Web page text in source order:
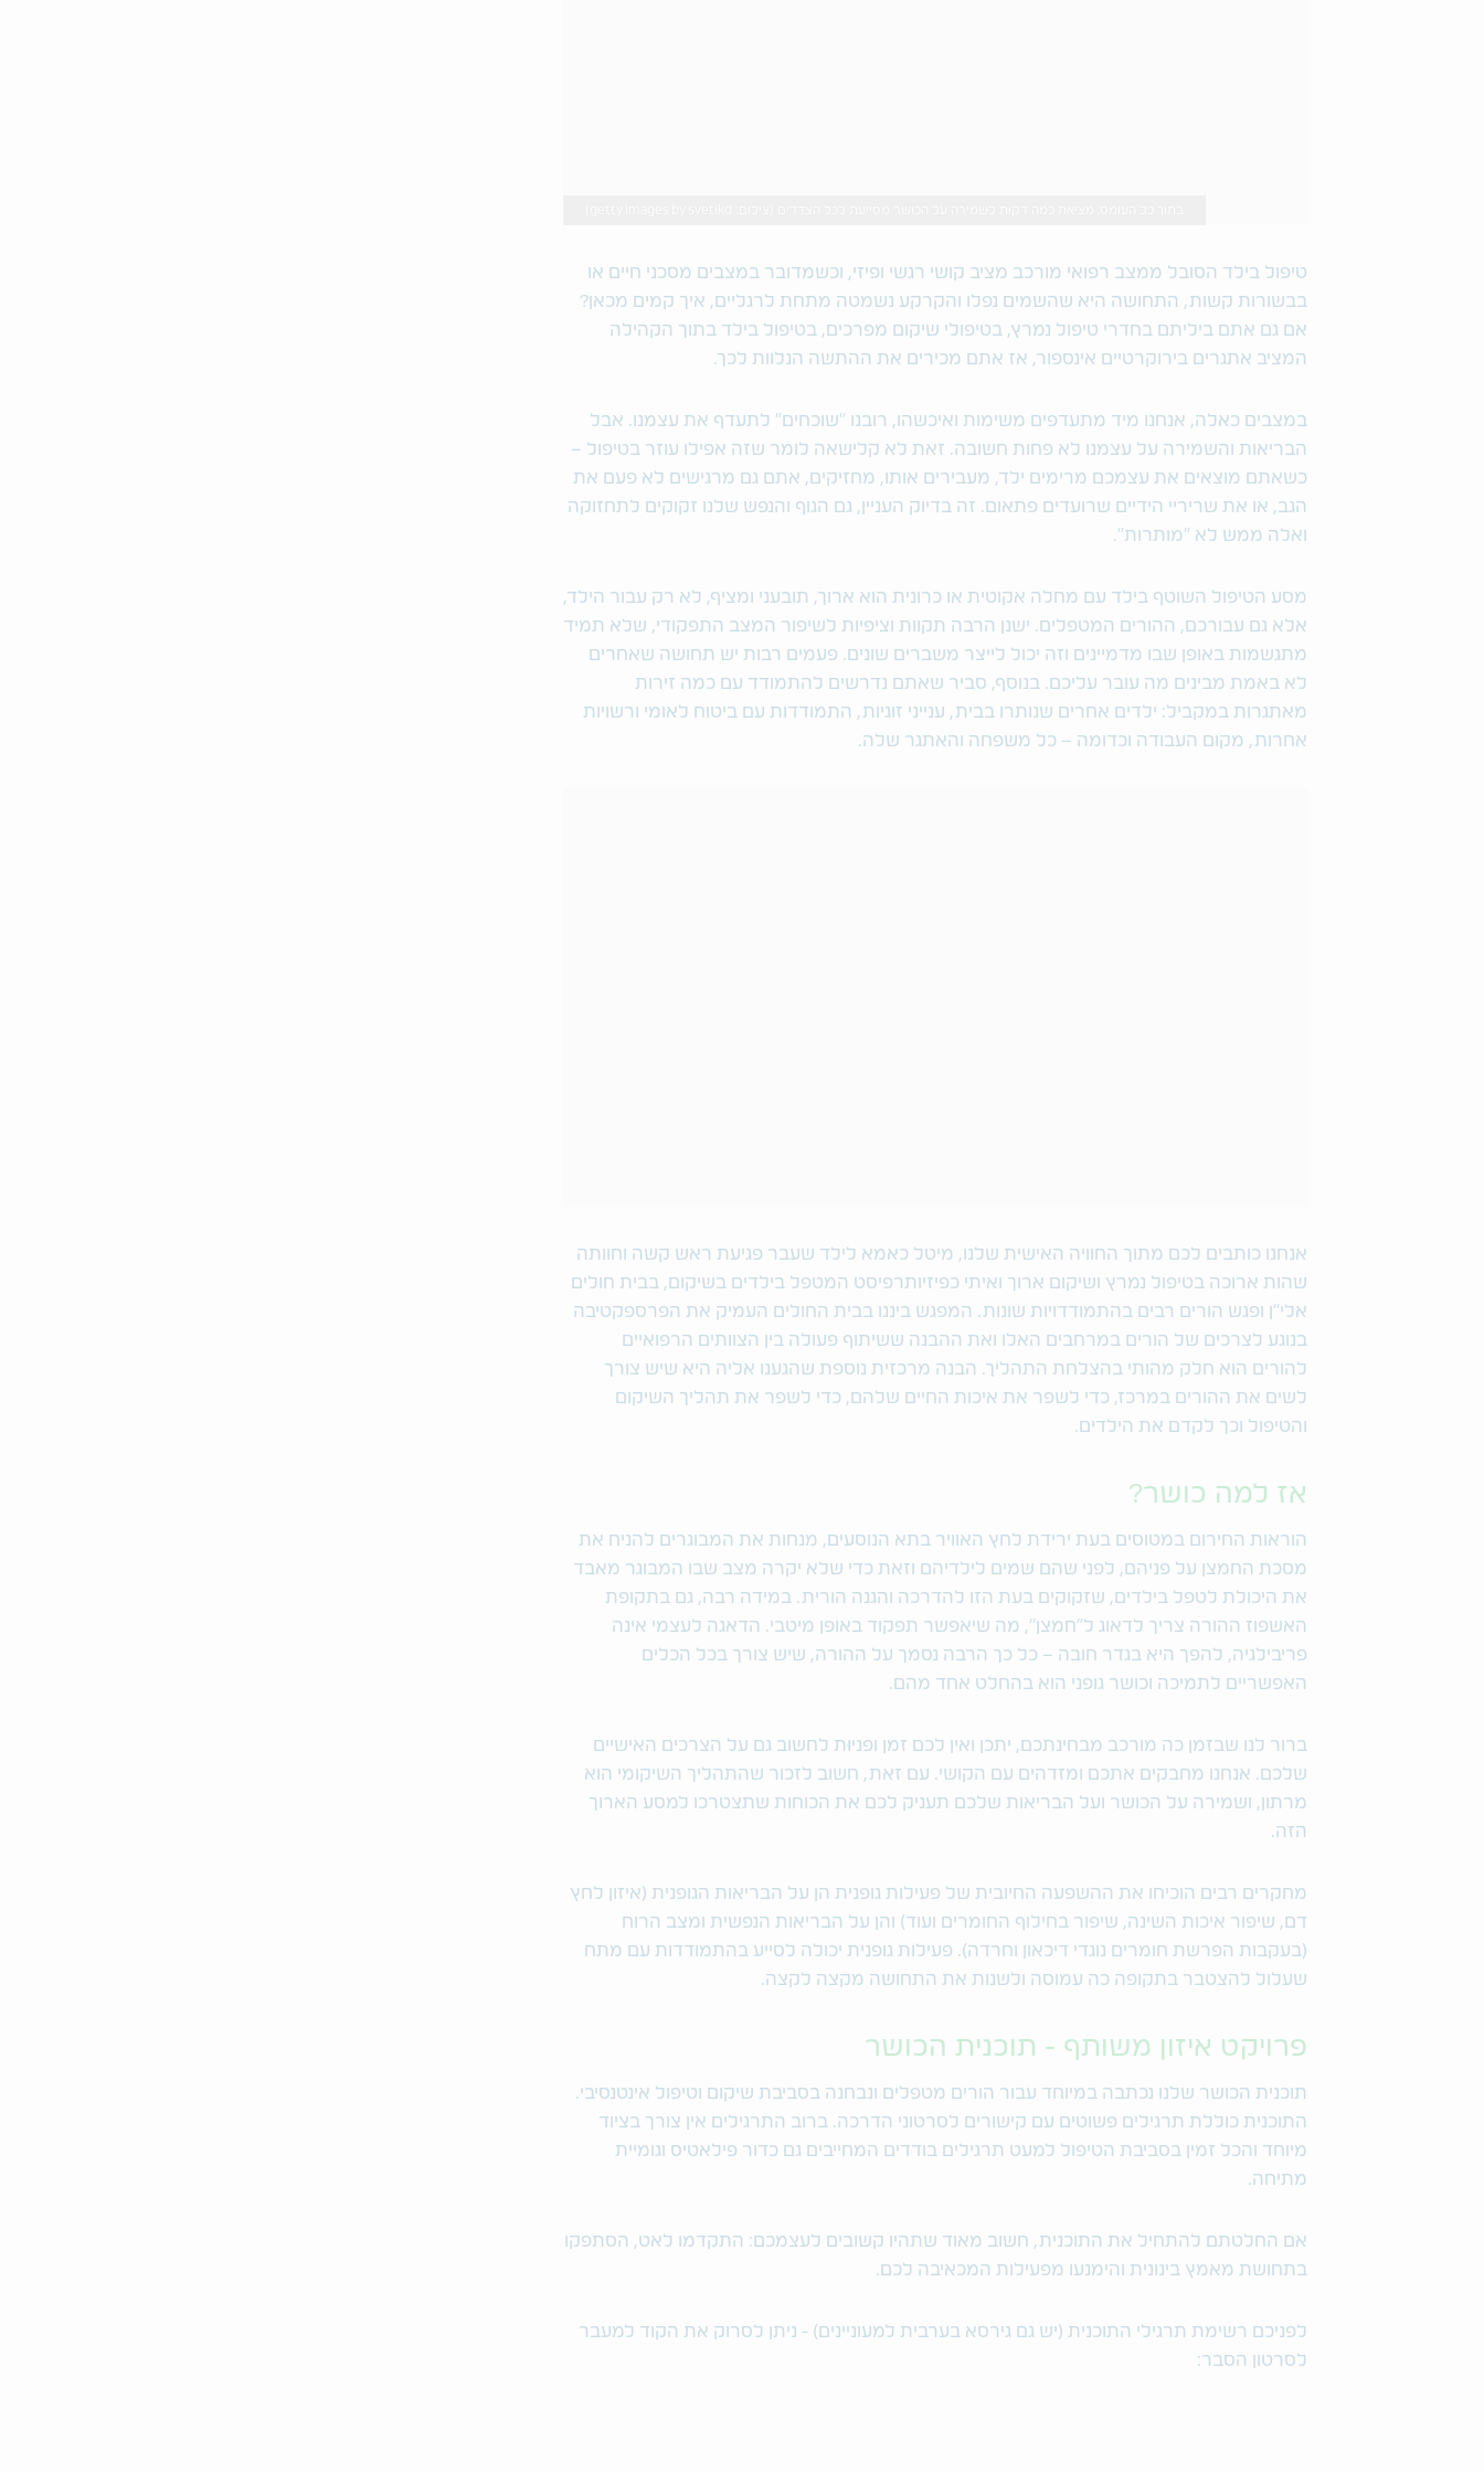
טיפול בילד הסובל ממצב רפואי מורכב מציב קושי רגשי ופיזי, וכשמדובר במצבים מסכני חיים או
בבשורות קשות, התחושה היא שהשמים נפלו והקרקע נשמטה מתחת לרגליים, איך קמים מכאן?
אם גם אתם ביליתם בחדרי טיפול נמרץ, בטיפולי שיקום מפרכים, בטיפול בילד בתוך הקהילה
המציב אתגרים בירוקרטיים אינספור, אז אתם מכירים את ההתשה הנלוות לכך.
במצבים כאלה, אנחנו מיד מתעדפים משימות ואיכשהו, רובנו "שוכחים" לתעדף את עצמנו. אבל
הבריאות והשמירה על עצמנו לא פחות חשובה. זאת לא קלישאה לומר שזה אפילו עוזר בטיפול –
כשאתם מוצאים את עצמכם מרימים ילד, מעבירים אותו, מחזיקים, אתם גם מרגישים לא פעם את
הגב, או את שריריי הידיים שרועדים פתאום. זה בדיוק העניין, גם הגוף והנפש שלנו זקוקים לתחזוקה
ואלה ממש לא "מותרות".
מסע הטיפול השוטף בילד עם מחלה אקוטית או כרונית הוא ארוך, תובעני ומציף, לא רק עבור הילד,
אלא גם עבורכם, ההורים המטפלים. ישנן הרבה תקוות וציפיות לשיפור המצב התפקודי, שלא תמיד
מתגשמות באופן שבו מדמיינים וזה יכול לייצר משברים שונים. פעמים רבות יש תחושה שאחרים
לא באמת מבינים מה עובר עליכם. בנוסף, סביר שאתם נדרשים להתמודד עם כמה זירות
מאתגרות במקביל: ילדים אחרים שנותרו בבית, ענייני זוגיות, התמודדות עם ביטוח לאומי ורשויות
אחרות, מקום העבודה וכדומה – כל משפחה והאתגר שלה.
אנחנו כותבים לכם מתוך החוויה האישית שלנו, מיטל כאמא לילד שעבר פגיעת ראש קשה וחוותה
שהות ארוכה בטיפול נמרץ ושיקום ארוך ואיתי כפיזיותרפיסט המטפל בילדים בשיקום, בבית חולים
אלי"ן ופגש הורים רבים בהתמודדויות שונות. המפגש ביננו בבית החולים העמיק את הפרספקטיבה
בנוגע לצרכים של הורים במרחבים האלו ואת ההבנה ששיתוף פעולה בין הצוותים הרפואיים
להורים הוא חלק מהותי בהצלחת התהליך. הבנה מרכזית נוספת שהגענו אליה היא שיש צורך
לשים את ההורים במרכז, כדי לשפר את איכות החיים שלהם, כדי לשפר את תהליך השיקום
והטיפול וכך לקדם את הילדים.
אז למה כושר?
הוראות החירום במטוסים בעת ירידת לחץ האוויר בתא הנוסעים, מנחות את המבוגרים להניח את
מסכת החמצן על פניהם, לפני שהם שמים לילדיהם וזאת כדי שלא יקרה מצב שבו המבוגר מאבד
את היכולת לטפל בילדים, שזקוקים בעת הזו להדרכה והגנה הורית. במידה רבה, גם בתקופת
האשפוז ההורה צריך לדאוג ל"חמצן", מה שיאפשר תפקוד באופן מיטבי. הדאגה לעצמי אינה
פריבילגיה, להפך היא בגדר חובה – כל כך הרבה נסמך על ההורה, שיש צורך בכל הכלים
האפשריים לתמיכה וכושר גופני הוא בהחלט אחד מהם.
ברור לנו שבזמן כה מורכב מבחינתכם, יתכן ואין לכם זמן ופניוּת לחשוב גם על הצרכים האישיים
שלכם. אנחנו מחבקים אתכם ומזדהים עם הקושי. עם זאת, חשוב לזכור שהתהליך השיקומי הוא
מרתון, ושמירה על הכושר ועל הבריאות שלכם תעניק לכם את הכוחות שתצטרכו למסע הארוך
הזה.
מחקרים רבים הוכיחו את ההשפעה החיובית של פעילות גופנית הן על הבריאות הגופנית (איזון לחץ
דם, שיפור איכות השינה, שיפור בחילוף החומרים ועוד) והן על הבריאות הנפשית ומצב הרוח
(בעקבות הפרשת חומרים נוגדי דיכאון וחרדה). פעילות גופנית יכולה לסייע בהתמודדות עם מתח
שעלול להצטבר בתקופה כה עמוסה ולשנות את התחושה מקצה לקצה.
פרויקט איזון משותף - תוכנית הכושר
תוכנית הכושר שלנו נכתבה במיוחד עבור הורים מטפלים ונבחנה בסביבת שיקום וטיפול אינטנסיבי.
התוכנית כוללת תרגילים פשוטים עם קישורים לסרטוני הדרכה. ברוב התרגילים אין צורך בציוד
מיוחד והכל זמין בסביבת הטיפול למעט תרגילים בודדים המחייבים גם כדור פילאטיס וגומיית
מתיחה.
אם החלטתם להתחיל את התוכנית, חשוב מאוד שתהיו קשובים לעצמכם: התקדמו לאט, הסתפקו
בתחושת מאמץ בינונית והימנעו מפעילות המכאיבה לכם.
לפניכם רשימת תרגילי התוכנית (יש גם גירסא בערבית למעוניינים) - ניתן לסרוק את הקוד למעבר
לסרטון הסבר: